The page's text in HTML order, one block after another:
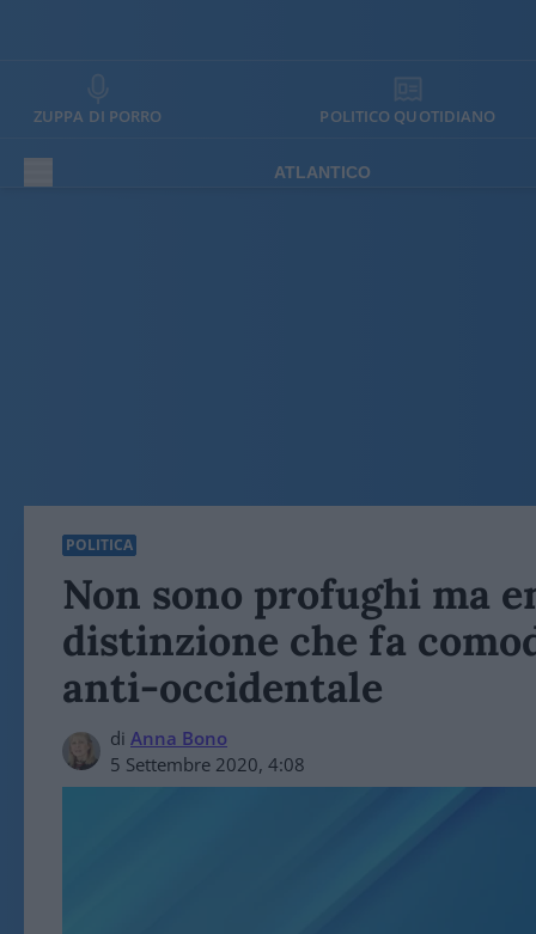
ZUPPA DI PORRO POLITICO QUOTIDIANO
ATLANTICO
POLITICA
Non sono profughi ma
distinzione che fa
anti-occidentale
di Anna Bono
5 Settembre 2020, 4:08